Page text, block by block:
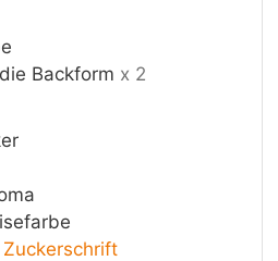
Backform x 2